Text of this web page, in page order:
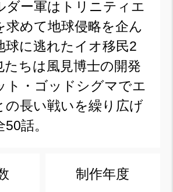
ダー軍はトリニティエ
求めて地球侵略を企ん
球に逃れたイオ移民2
たちは風見博士の開発
ト・ゴッドシグマでエ
の長い戦いを繰り広げ
話。
制作年度